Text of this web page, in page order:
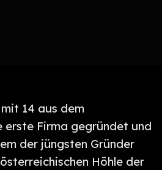
14 aus dem
erste Firma gegründet und
der jüngsten Gründer
Höhle der